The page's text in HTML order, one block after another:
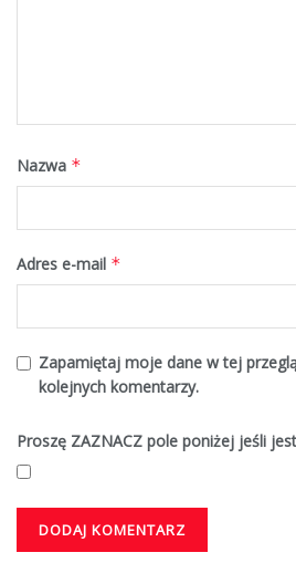
Nazwa *
Adres e-mail *
Zapamiętaj moje dane w tej
kolejnych komentarzy.
Proszę ZAZNACZ pole poniżej jeśli